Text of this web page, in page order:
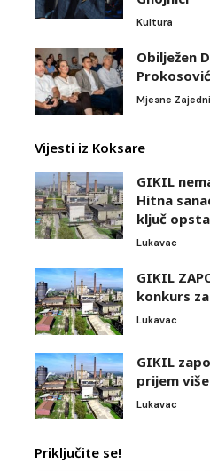
Kultura
Obilježen
Mjesne
Vijesti iz Koksare
GIKIL
Hitna
ključ
Lukavac
GIKIL
konkurs
Lukavac
GIKIL
prijem
Lukavac
Priključite se!